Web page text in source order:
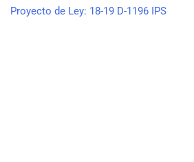
Proyecto de Ley: 18-19 D-1196 IPS